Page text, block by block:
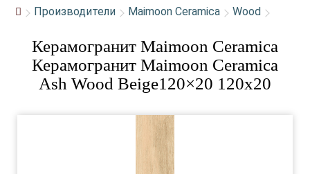
Производители Maimoon Ceramica Wood
Керамогранит Maimoon Ceramica
Керамогранит Maimoon Ceramica
Ash Wood Beige120×20 120x20